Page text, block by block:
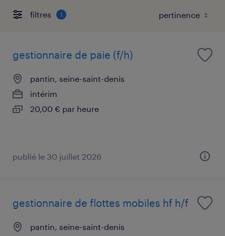
filtres 1
gestionnaire de paie (f/h)
pantin, seine-saint-denis
intérim
20,00 € par heure
publié le 30 juillet 2026
gestionnaire de flottes mobiles hf h/f
pantin, seine-saint-denis